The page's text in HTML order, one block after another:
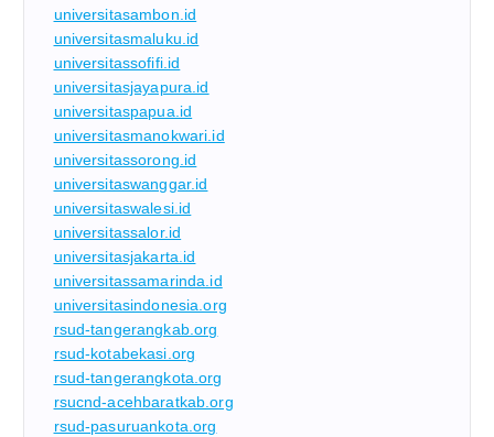
universitasambon.id
universitasmaluku.id
universitassofifi.id
universitasjayapura.id
universitaspapua.id
universitasmanokwari.id
universitassorong.id
universitaswanggar.id
universitaswalesi.id
universitassalor.id
universitasjakarta.id
universitassamarinda.id
universitasindonesia.org
rsud-tangerangkab.org
rsud-kotabekasi.org
rsud-tangerangkota.org
rsucnd-acehbaratkab.org
rsud-pasuruankota.org